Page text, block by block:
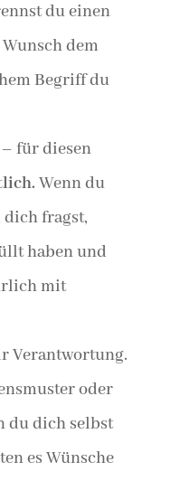
du einen
dem
Begriff du
für diesen
Wenn du
fragst,
haben und
mit
Verantwortung.
oder
du dich selbst
es Wünsche